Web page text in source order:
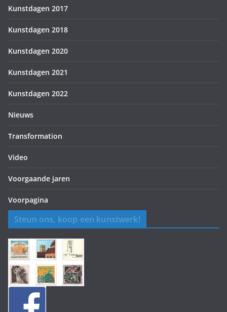
Kunstdagen 2017
Kunstdagen 2018
Kunstdagen 2020
Kunstdagen 2021
Kunstdagen 2022
Nieuws
Transformation
Video
Voorgaande jaren
Voorpagina
Steun ons, koop een kunstwerk!